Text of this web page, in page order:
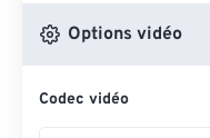
Depuis
Options vidéo
Codec vidéo